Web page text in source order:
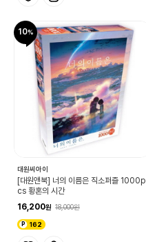
10
대원씨아이
[대원앤북] 너의 이름은 직소퍼즐 1000p
cs 황혼의 시간
16,200
18,000
162